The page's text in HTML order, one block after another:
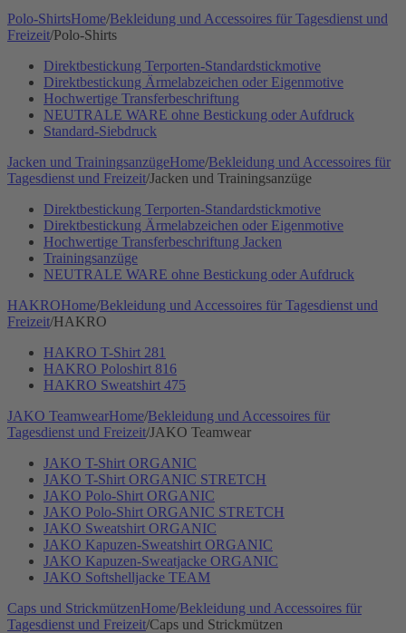
Polo-ShirtsHome/Bekleidung und Accessoires für Tagesdienst und
Freizeit/Polo-Shirts
Direktbestickung Terporten-Standardstickmotive
Direktbestickung Ärmelabzeichen oder Eigenmotive
Hochwertige Transferbeschriftung
NEUTRALE WARE ohne Bestickung oder Aufdruck
Standard-Siebdruck
Jacken und TrainingsanzügeHome/Bekleidung und Accessoires für
Tagesdienst und Freizeit/Jacken und Trainingsanzüge
Direktbestickung Terporten-Standardstickmotive
Direktbestickung Ärmelabzeichen oder Eigenmotive
Hochwertige Transferbeschriftung Jacken
Trainingsanzüge
NEUTRALE WARE ohne Bestickung oder Aufdruck
HAKROHome/Bekleidung und Accessoires für Tagesdienst und
Freizeit/HAKRO
HAKRO T-Shirt 281
HAKRO Poloshirt 816
HAKRO Sweatshirt 475
JAKO TeamwearHome/Bekleidung und Accessoires für
Tagesdienst und Freizeit/JAKO Teamwear
JAKO T-Shirt ORGANIC
JAKO T-Shirt ORGANIC STRETCH
JAKO Polo-Shirt ORGANIC
JAKO Polo-Shirt ORGANIC STRETCH
JAKO Sweatshirt ORGANIC
JAKO Kapuzen-Sweatshirt ORGANIC
JAKO Kapuzen-Sweatjacke ORGANIC
JAKO Softshelljacke TEAM
Caps und StrickmützenHome/Bekleidung und Accessoires für
Tagesdienst und Freizeit/Caps und Strickmützen